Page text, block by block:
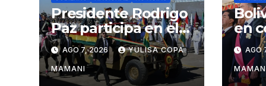
Presidente Rodrigo
Paz participa en el
aniversario de las
Fuerzas Armadas
AGO 7, 2026 YULISA COPA
MAMANI
en
AGO